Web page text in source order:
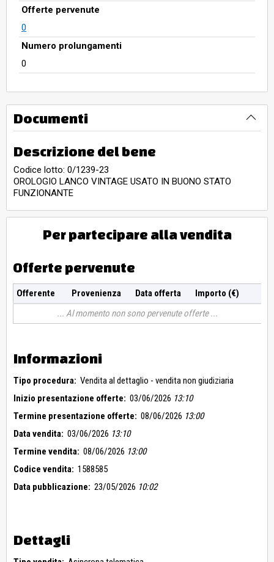
Offerte pervenute
0
Numero prolungamenti
0
Documenti
Descrizione del bene
Codice lotto: 0/1239-23
OROLOGIO LANCO VINTAGE USATO IN BUONO STATO
FUNZIONANTE
Per partecipare alla vendita
Offerte pervenute
Offerente Provenienza Data offerta
Importo (€)
Al momento non sono pervenute offerte
Informazioni
Tipo procedura: Vendita al dettaglio - vendita non giudiziaria
Inizio presentazione offerte: 03/06/2026 13:10
Termine presentazione offerte: 08/06/2026 13:00
Data vendita: 03/06/2026 13:10
Termine vendita: 08/06/2026 13:00
Codice vendita: 1588585
Data pubblicazione: 23/05/2026 10:02
Dettagli